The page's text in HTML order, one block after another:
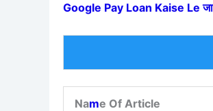
Google Pay Loan Kaise Le जाने
Name Of Article